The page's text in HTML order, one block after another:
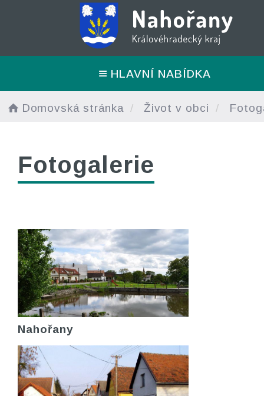
HLAVNÍ NABÍDKA
Domovská stránka Život v obci
Fotogalerie
Nahořany